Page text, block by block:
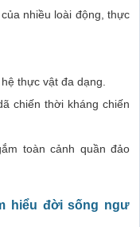
nhiều loài động, thực
thực vật đa dạng.
chiến thời kháng chiến
toàn cảnh quần đảo
hiểu đời sống ngư